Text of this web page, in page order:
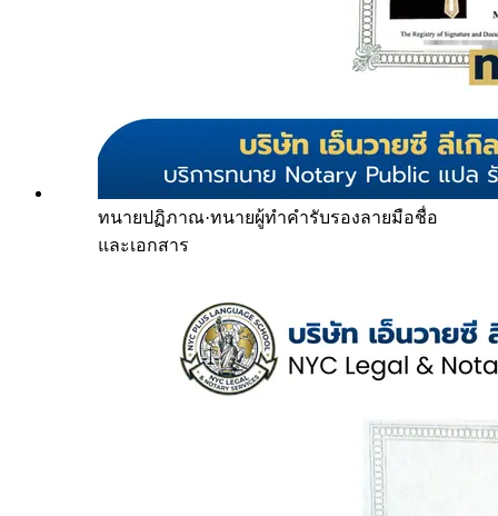
ทนายปฏิภาณ·ทนายผู้ทำคำรับรองลายมือชื่อ
และเอกสาร